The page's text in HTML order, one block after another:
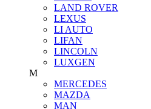
LAND ROVER
LEXUS
LI AUTO
LIFAN
LINCOLN
LUXGEN
M
MERCEDES
MAZDA
MAN